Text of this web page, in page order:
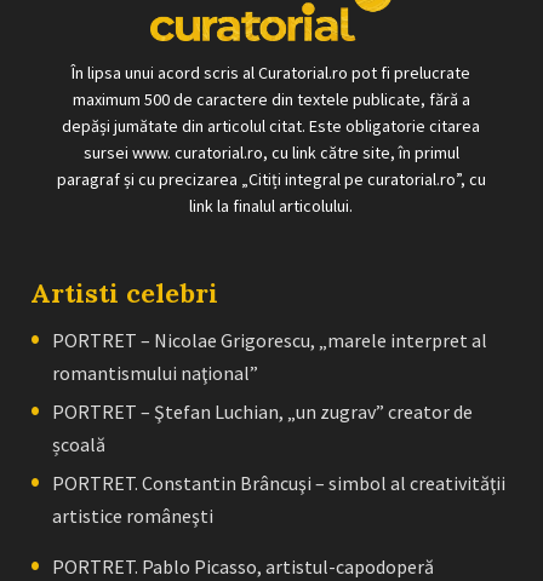
În lipsa unui acord scris al Curatorial.ro pot fi prelucrate
maximum 500 de caractere din textele publicate, fără a
depăși jumătate din articolul citat. Este obligatorie citarea
sursei www. curatorial.ro, cu link către site, în primul
paragraf și cu precizarea „Citiți integral pe curatorial.ro”, cu
link la finalul articolului.
Artisti celebri
PORTRET – Nicolae Grigorescu, „marele interpret al
romantismului naţional”
PORTRET – Ştefan Luchian, „un zugrav” creator de
școală
PORTRET. Constantin Brâncuşi – simbol al creativităţii
artistice româneşti
PORTRET. Pablo Picasso, artistul-capodoperă